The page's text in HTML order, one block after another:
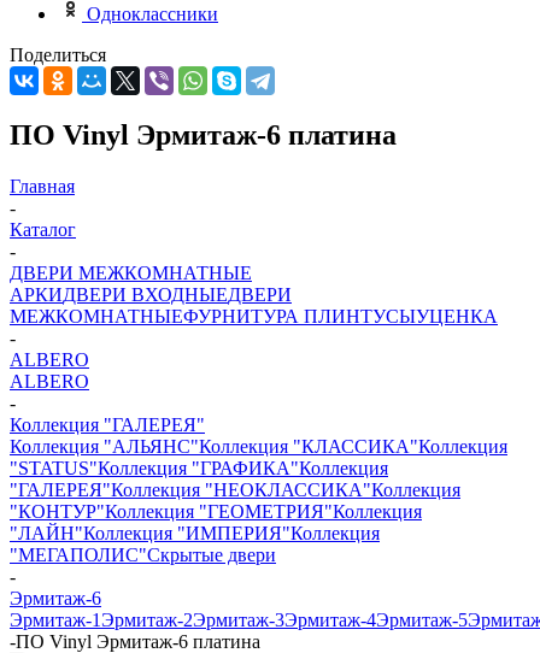
Одноклассники
Поделиться
ПО Vinyl Эрмитаж-6 платина
Главная
-
Каталог
-
ДВЕРИ МЕЖКОМНАТНЫЕ
АРКИДВЕРИ ВХОДНЫЕДВЕРИ
МЕЖКОМНАТНЫЕФУРНИТУРА ПЛИНТУСЫУЦЕНКА
-
ALBERO
ALBERO
-
Коллекция "ГАЛЕРЕЯ"
Коллекция "АЛЬЯНС"Коллекция "КЛАССИКА"Коллекция
"STATUS"Коллекция "ГРАФИКА"Коллекция
"ГАЛЕРЕЯ"Коллекция "НЕОКЛАССИКА"Коллекция
"КОНТУР"Коллекция "ГЕОМЕТРИЯ"Коллекция
"ЛАЙН"Коллекция "ИМПЕРИЯ"Коллекция
"МЕГАПОЛИС"Скрытые двери
-
Эрмитаж-6
Эрмитаж-1Эрмитаж-2Эрмитаж-3Эрмитаж-4Эрмитаж-5
-ПО Vinyl Эрмитаж-6 платина